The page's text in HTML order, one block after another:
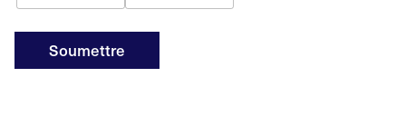
Soumettre